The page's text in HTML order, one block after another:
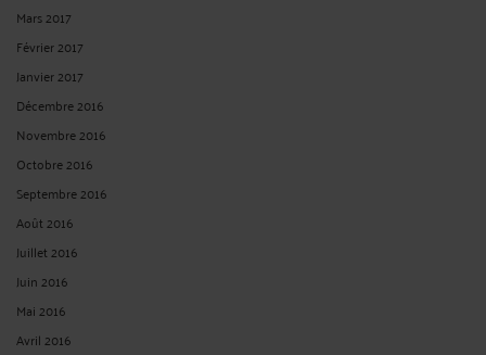
Mars 2017
Février 2017
Janvier 2017
Décembre 2016
Novembre 2016
Octobre 2016
Septembre 2016
Août 2016
Juillet 2016
Juin 2016
Mai 2016
Avril 2016